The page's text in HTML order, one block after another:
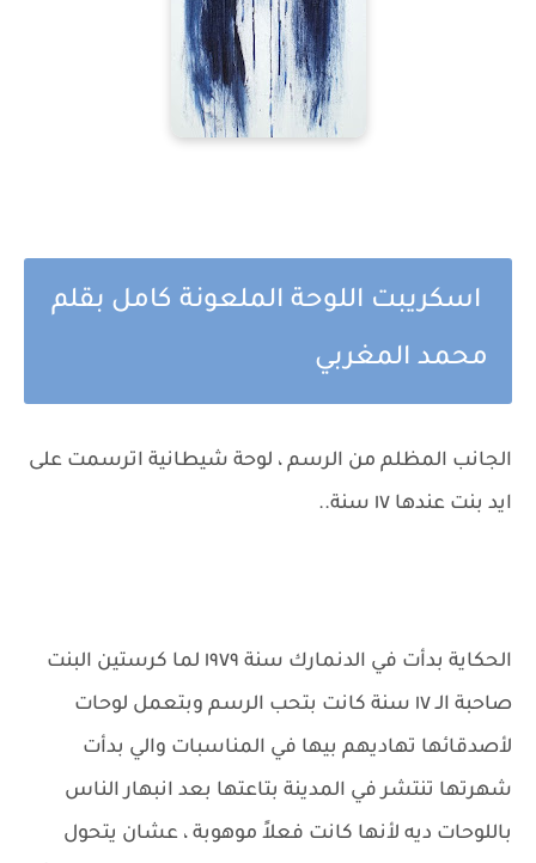
اسكريبت اللوحة الملعونة كامل بقلم
محمد المغربي
الجانب المظلم من الرسم ، لوحة شيطانية اترسمت على
ايد بنت عندها ١٧ سنة..
الحكاية بدأت في الدنمارك سنة ١٩٧٩ لما كرستين البنت
صاحبة الـ ١٧ سنة كانت بتحب الرسم وبتعمل لوحات
لأصدقائها تهاديهم بيها في المناسبات والي بدأت
شهرتها تنتشر في المدينة بتاعتها بعد انبهار الناس
باللوحات ديه لأنها كانت فعلاً موهوبة ، عشان يتحول